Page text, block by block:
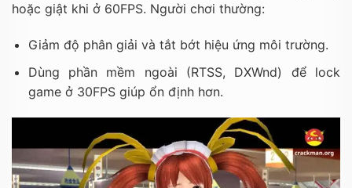
hoặc giật khi ở 60FPS. Người chơi thường:
Giảm độ phân giải và tắt bớt hiệu ứng môi trường.
Dùng phần mềm ngoài (RTSS, DXWnd) để lock
game ở 30FPS giúp ổn định hơn.